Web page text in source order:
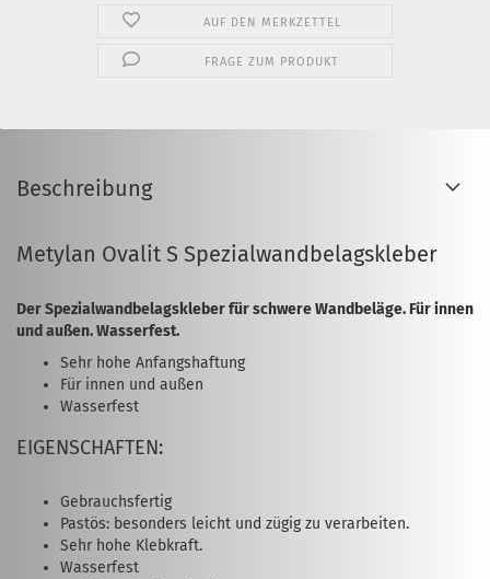
AUF DEN MERKZETTEL
FRAGE ZUM PRODUKT
Beschreibung
Metylan Ovalit S Spezialwandbelagskleber
Der Spezialwandbelagskleber für schwere Wandbeläge. Für innen
und außen. Wasserfest.
Sehr hohe Anfangshaftung
Für innen und außen
Wasserfest
EIGENSCHAFTEN:
Gebrauchsfertig
Pastös: besonders leicht und zügig zu verarbeiten.
Sehr hohe Klebkraft.
Wasserfest